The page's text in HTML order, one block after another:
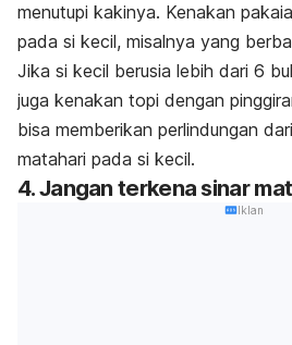
menutupi kakinya. Kenakan
pada si kecil, misalnya yang
Jika si kecil berusia lebih dari 6
juga kenakan topi dengan
bisa memberikan perlindungan
matahari pada si kecil.
4. Jangan terkena sinar
Iklan